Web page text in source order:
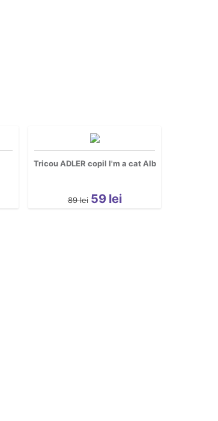
Tricou ADLER copil I'm a cat Alb
89 lei 59 lei